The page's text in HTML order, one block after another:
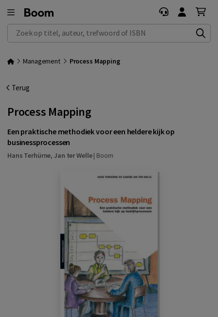
Zoek op titel, auteur, trefwoord of ISBN
Management Process Mapping
Terug
Process Mapping
Een praktische methodiek voor een heldere kijk op
businessprocessen
Hans Terhürne,Jan ter Welle| Boom